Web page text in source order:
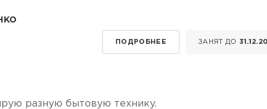
ПОДРОБНЕЕ ЗАНЯТ ДО
разную бытовую технику.